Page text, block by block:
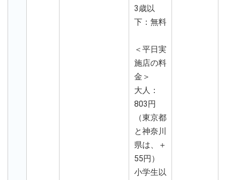
3歳以
下：無料
＜平日実
施店の料
金＞
大人：
803円
（東京都
と神奈川
県は、＋
55円）
小学生以